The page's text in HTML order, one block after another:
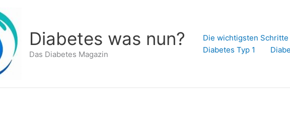
Diabetes was nun?
Das Diabetes Magazin
Die wichtigsten
Diabetes Typ 1